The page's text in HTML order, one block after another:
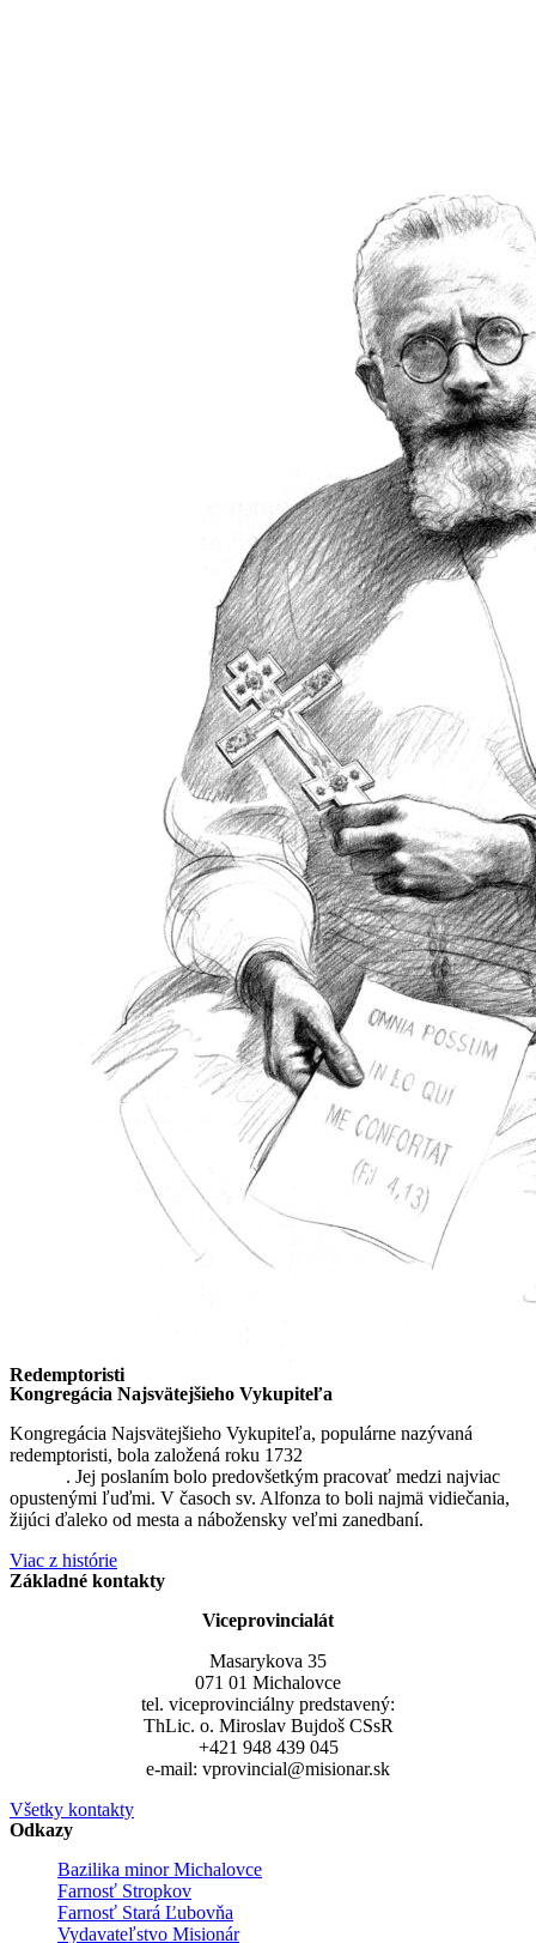
Redemptoristi
Kongregácia Najsvätejšieho Vykupiteľa
Kongregácia Najsvätejšieho Vykupiteľa, populárne nazývaná
redemptoristi, bola založená roku 1732
. Jej poslaním bolo predovšetkým pracovať medzi najviac
opustenými ľuďmi. V časoch sv. Alfonza to boli najmä vidiečania,
žijúci ďaleko od mesta a nábožensky veľmi zanedbaní.
Viac z histórie
Základné kontakty
Viceprovincialát
Masarykova 35
071 01 Michalovce
tel. viceprovinciálny predstavený:
ThLic. o. Miroslav Bujdoš CSsR
+421 948 439 045
e-mail: vprovincial@misionar.sk
Všetky kontakty
Odkazy
Bazilika minor Michalovce
Farnosť Stropkov
Farnosť Stará Ľubovňa
Vydavateľstvo Misionár